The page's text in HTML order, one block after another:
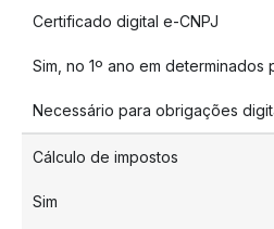
Certificado digital e-CNPJ
Sim, no 1º ano em determinados
Necessário para obrigações
Cálculo de impostos
Sim